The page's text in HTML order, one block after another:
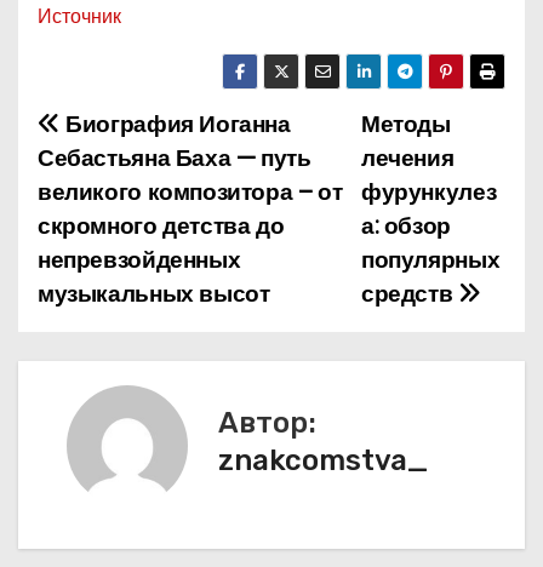
Источник
Н
а
в
и
я
Методы
лечения
фурункулез
а: обзор
популярных
средств
Биография Иоганна
Себастьяна Баха — путь
великого композитора – от
скромного детства до
непревзойденных
музыкальных высот
Автор:
znakcomstva_